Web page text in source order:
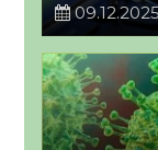
09.12.2025